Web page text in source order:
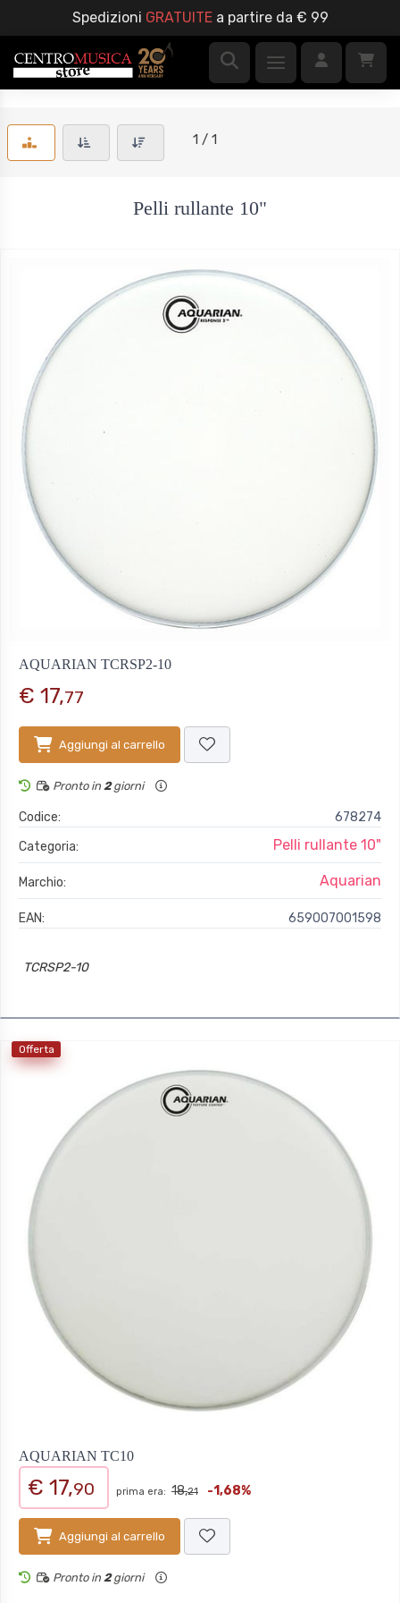
Spedizioni GRATUITEa partire da € 99
1 / 1
Pelli rullante 10"
AQUARIAN TCRSP2-10
€ 17,77
Aggiungi al carrello
Pronto in 2giorni
Codice:
678274
Categoria:
Pelli rullante 10"
Marchio: Aquarian
EAN: 659007001598
TCRSP2-10
Offerta
AQUARIAN TC10
€ 17,90 prima era: 18,21 -1,68%
Aggiungi al carrello
Pronto in 2giorni